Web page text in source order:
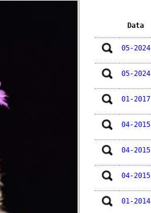
Data
05-2024
05-2024
01-2017
04-2015
04-2015
04-2015
01-2014